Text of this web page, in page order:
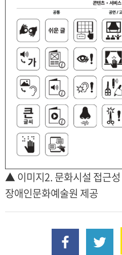
▲ 이미지2. 문화시설 접근
장애인문화예술원 제공